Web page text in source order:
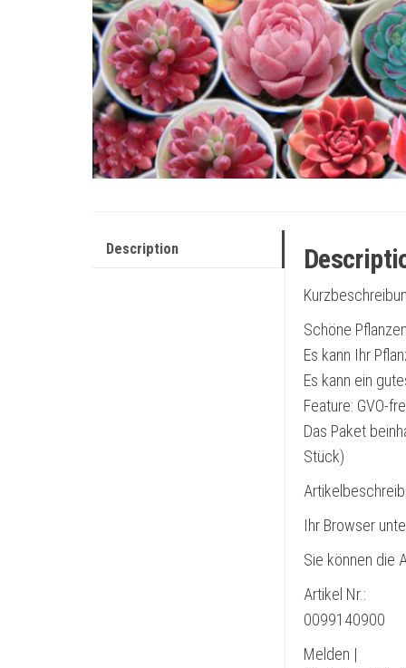
Description
Schöne
Es kann Ihr
Es kann ein
Feature: GVO-
Das Paket
Stück)
Ihr Browser
Sie können die
Artikel Nr.:
0099140900
Melden |